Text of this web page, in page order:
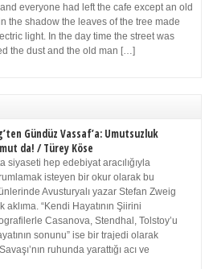
everyone had left the cafe except an old
the shadow the leaves of the tree made
light. In the day time the street was
the dust and the old man […]
Gündüz Vassaf’a: Umutsuzluk
da! / Türey Köse
siyaseti hep edebiyat aracılığıyla
isteyen bir okur olarak bu
Avusturyalı yazar Stefan Zweig
aklıma. “Kendi Hayatının Şiirini
Casanova, Stendhal, Tolstoy’u
sonunu” ise bir trajedi olarak
ruhunda yarattığı acı ve